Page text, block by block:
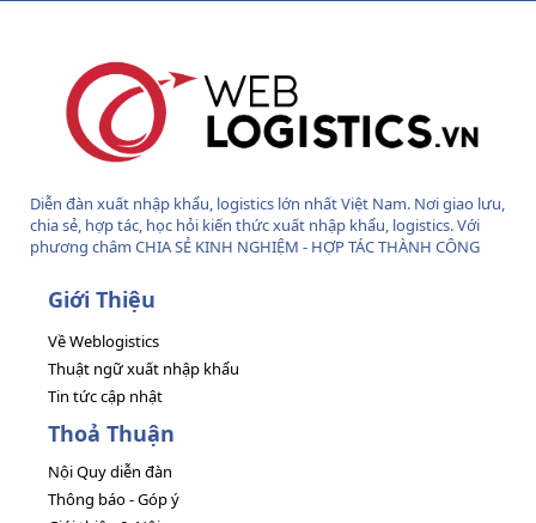
Diễn đàn xuất nhập khẩu, logistics lớn nhất Việt Nam. Nơi giao lưu,
chia sẻ, hợp tác, học hỏi kiến thức xuất nhập khẩu, logistics. Với
phương châm CHIA SẺ KINH NGHIỆM - HỢP TÁC THÀNH CÔNG
Giới Thiệu
Về Weblogistics
Thuật ngữ xuất nhập khẩu
Tin tức cập nhật
Thoả Thuận
Nội Quy diễn đàn
Thông báo - Góp ý